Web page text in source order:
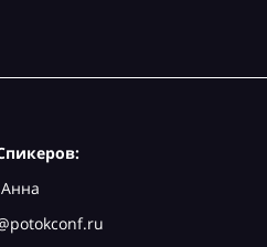
Анна